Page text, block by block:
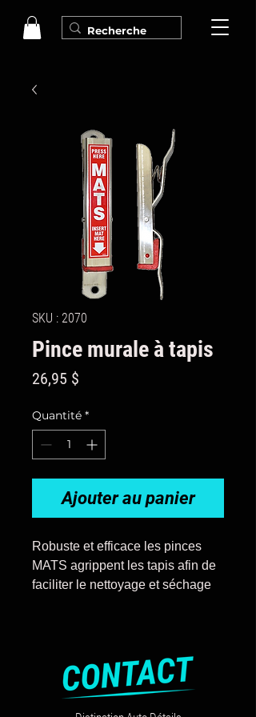
SKU : 2070
Pince murale à tapis
26,95 $
Quantité *
Ajouter au panier
Robuste et efficace les pinces
MATS agrippent les tapis afin de
faciliter le nettoyage et séchage